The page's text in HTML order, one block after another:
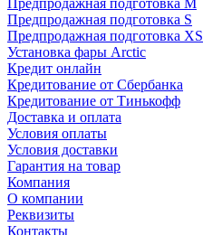
Предпродажная подготовка M
Предпродажная подготовка S
Предпродажная подготовка XS
Установка фары Arctic
Кредит онлайн
Кредитование от Сбербанка
Кредитование от Тинькофф
Доставка и оплата
Условия оплаты
Условия доставки
Гарантия на товар
Компания
О компании
Реквизиты
Контакты